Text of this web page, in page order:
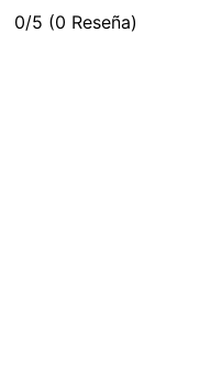
0/5 (0 Reseña)